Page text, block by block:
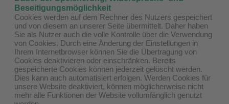
Beseitigungsmöglichkeit
Cookies werden auf dem Rechner des Nutzers gespeichert
und von diesem an unserer Seite übermittelt. Daher haben
Sie als Nutzer auch die volle Kontrolle über die Verwendung
von Cookies. Durch eine Änderung der Einstellungen in
Ihrem Internetbrowser können Sie die Übertragung von
Cookies deaktivieren oder einschränken. Bereits
gespeicherte Cookies können jederzeit gelöscht werden.
Dies kann auch automatisiert erfolgen. Werden Cookies für
unsere Website deaktiviert, können möglicherweise nicht
mehr alle Funktionen der Website vollumfänglich genutzt